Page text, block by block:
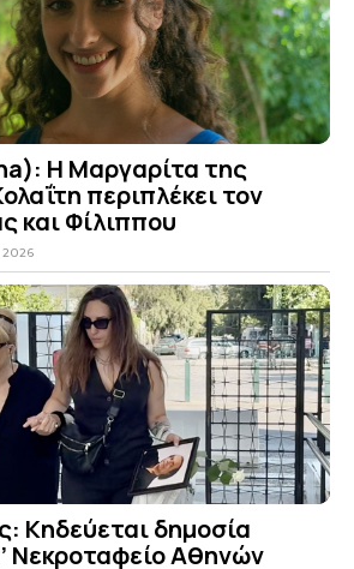
Η Μαργαρίτα της
περιπλέκει τον
και Φίλιππου
Κηδεύεται δημοσία
Νεκροταφείο Αθηνών